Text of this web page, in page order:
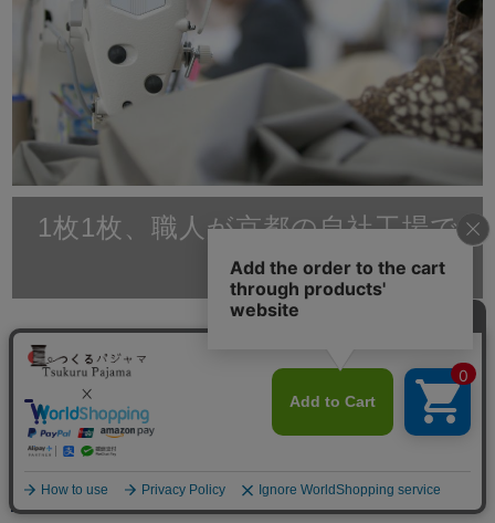
メニュー
1枚1枚、職人が京都の自社工場で
縫製
滋賀と京都に自社工場をもつ、創業70年岩本繊維。大
手百貨店やインテリアショップ、寝具店へのパジャマの
卸し、ホテル等の館内着製造は年間10,000枚以上の多
数販売実績がございます。原材料を輸入、染、織、加工
縫製をすべて日本国内で行っているパジャマ専門店で